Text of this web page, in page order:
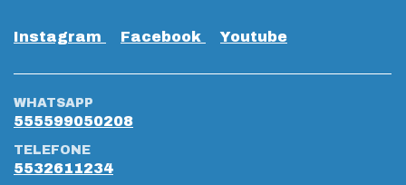
Instagram Facebook Youtube
WHATSAPP
555599050208
TELEFONE
5532611234